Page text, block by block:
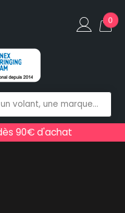
0
dès 90€ d'achat